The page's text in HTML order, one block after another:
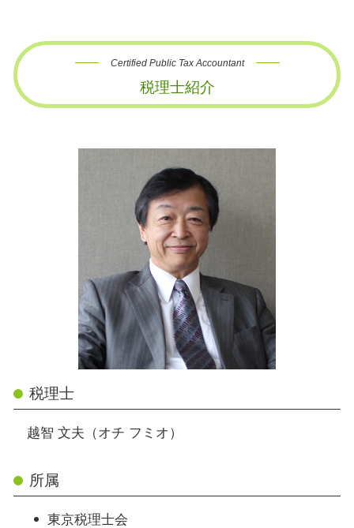
Certified Public Tax Accountant
税理士紹介
税理士
越智 文夫（オチ フミオ）
所属
東京税理士会